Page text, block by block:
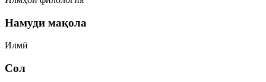
Намуди мақола
Илмӣ
Сол